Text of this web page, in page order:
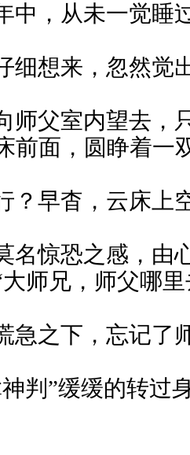
中，从未一觉睡
细想来，忽然觉
师父室内望去，
前面，圆睁着一
？早杳，云床上
名惊恐之感，由
师兄，师父哪
急之下，忘记了
判”缓缓的转过